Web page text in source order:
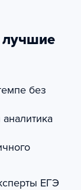
лучшие
без
ЕГЭ